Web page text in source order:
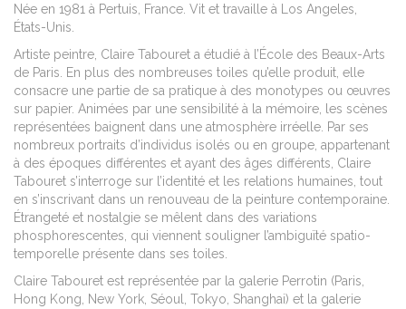
Née en 1981 à Pertuis, France. Vit et travaille à Los Angeles,
États-Unis.
Artiste peintre, Claire Tabouret a étudié à l’École des Beaux-Arts
de Paris.
En plus des nombreuses toiles qu’elle produit, elle
consacre une partie de sa pratique à des monotypes ou œuvres
sur papier. Animées par une sensibilité à la mémoire, les scènes
représentées baignent dans une atmosphère irréelle. Par ses
nombreux portraits d’individus isolés ou en groupe, appartenant
à des époques différentes et ayant des âges différents, Claire
Tabouret s’interroge sur l’identité et les relations humaines, tout
en s’inscrivant dans un renouveau de la peinture contemporaine.
Étrangeté et nostalgie se mêlent dans des variations
phosphorescentes, qui viennent souligner l’ambiguïté spatio-
temporelle présente dans ses toiles.
Claire Tabouret est représentée par la galerie Perrotin (Paris,
Hong Kong, New York, Séoul, Tokyo, Shanghai) et la galerie